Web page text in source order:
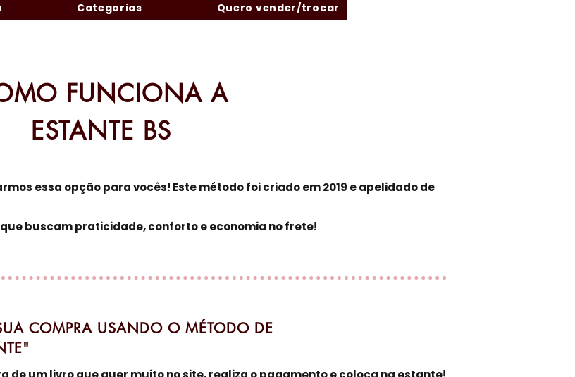
Categorias Quero vender/trocar
FUNCIONA A
ESTANTE BS
essa opção para vocês! Este método foi criado em 2019 e apelidado de
buscam praticidade, conforto e economia no frete!
COMPRA USANDO O MÉTODO DE